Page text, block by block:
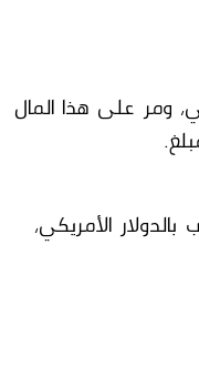
لديك 7000 دولار أمريكي، ومر على هذا المال
الأمريكي،